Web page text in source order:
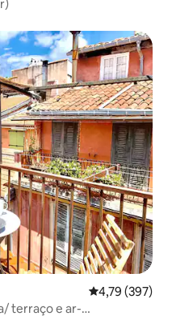
4,79 de uma
4,79 (397)
terraço e ar-